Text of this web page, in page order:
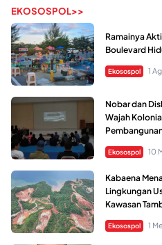
EKOSOSPOL>>
Ramainya
Boulevard
Ekosospol 1
Nobar dan
Wajah
Ekosospol 10
Kabaena
Lingkungan
Kawasan
Ekosospol 1